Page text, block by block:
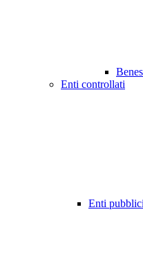
Enti controllati
Enti